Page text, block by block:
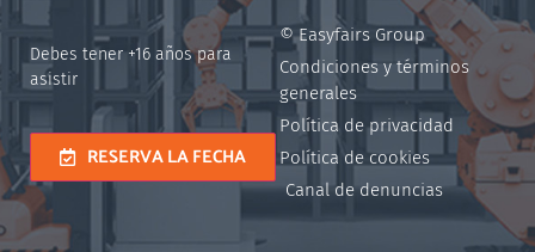
Debes tener +16 años para
asistir
RESERVA LA FECHA
© Easyfairs Group
Condiciones y términos
generales
Política de privacidad
Política de cookies
Canal de denuncias